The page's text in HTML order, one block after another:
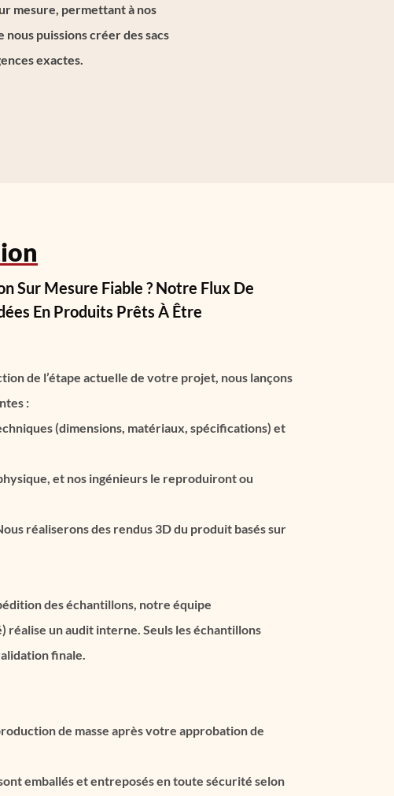
mesure, permettant à nos
puissions créer des sacs
exactes.
Sur Mesure Fiable ? Notre Flux De
En Produits Prêts À Être
de l’étape actuelle de votre projet, nous lançons
:
(dimensions, matériaux, spécifications) et
et nos ingénieurs le reproduiront ou
réaliserons des rendus 3D du produit basés sur
des échantillons, notre équipe
un audit interne. Seuls les échantillons
finale.
de masse après votre approbation de
emballés et entreposés en toute sécurité selon